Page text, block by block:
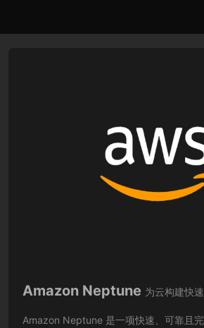
Amazon Neptune 为云构建快
Amazon Neptune 是一项快速、可靠且